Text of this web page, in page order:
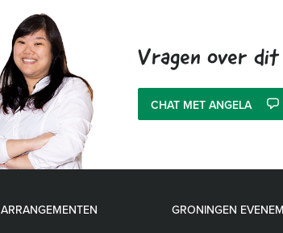
Vragen over
CHAT MET ANGELA
ARRANGEMENTEN
GRONINGEN